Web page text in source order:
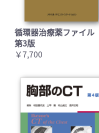
循環器治療薬ファイル
第3版
￥7,700